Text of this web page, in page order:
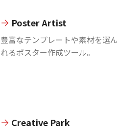
Poster Artist
豊富なテンプレートや素材を選
れるポスター作成ツール。
Creative Park